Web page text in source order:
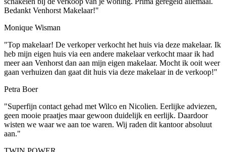
Bedankt Venhorst Makelaar!"
Monique Wisman
"Top makelaar! De verkoper verkocht het huis via deze makelaar. Ik
heb mijn eigen huis via een andere makelaar verkocht maar ik had
meer aan Venhorst dan aan mijn eigen makelaar. Mocht ik ooit weer
gaan verhuizen dan gaat dit huis via deze makelaar in de verkoop!"
Petra Boer
"Superfijn contact gehad met Wilco en Nicolien. Eerlijke adviezen,
geen mooie praatjes maar gewoon duidelijk en eerlijk. Daardoor
wisten we waar we aan toe waren. Wij raden dit kantoor absoluut
aan."